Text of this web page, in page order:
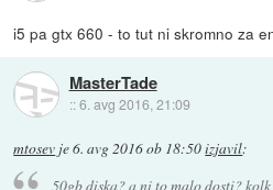
i5 pa gtx 660 - to tut ni skromno za
MasterTade
::6. avg 2016, 21:09
mtosev je6. avg 2016 ob 18:50izjavil:
50gb diska? a ni to malo dosti?